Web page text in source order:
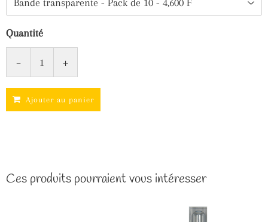
Quantité
+
-
Ajouter au panier
Ces produits pourraient vous intéresser